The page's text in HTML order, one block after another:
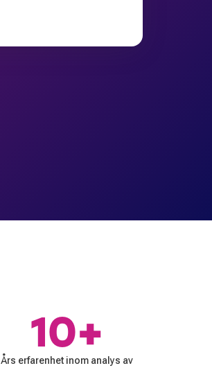
10+
Års erfarenhet inom analys av